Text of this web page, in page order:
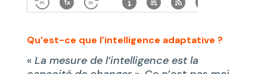
Qu’est-ce que l’intelligence adaptative ?
« La mesure de l’intelligence est la